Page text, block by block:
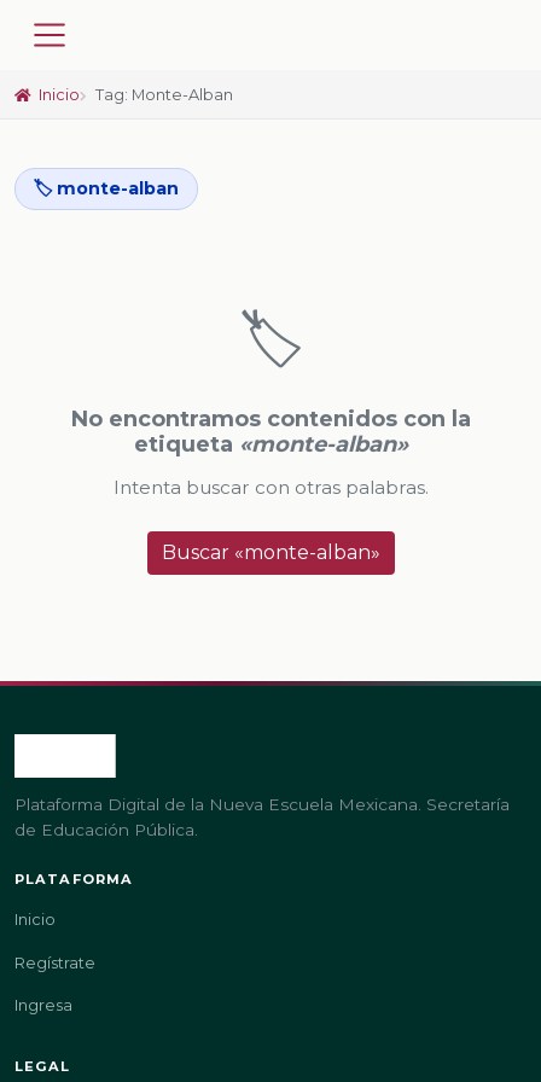
Inicio Tag: Monte-Alban
🏷️ monte-alban
🏷️
No encontramos contenidos con la
etiqueta «monte-alban»
Intenta buscar con otras palabras.
Buscar «monte-alban»
Plataforma Digital de la Nueva Escuela Mexicana. Secretaría
de Educación Pública.
PLATAFORMA
Inicio
Regístrate
Ingresa
LEGAL